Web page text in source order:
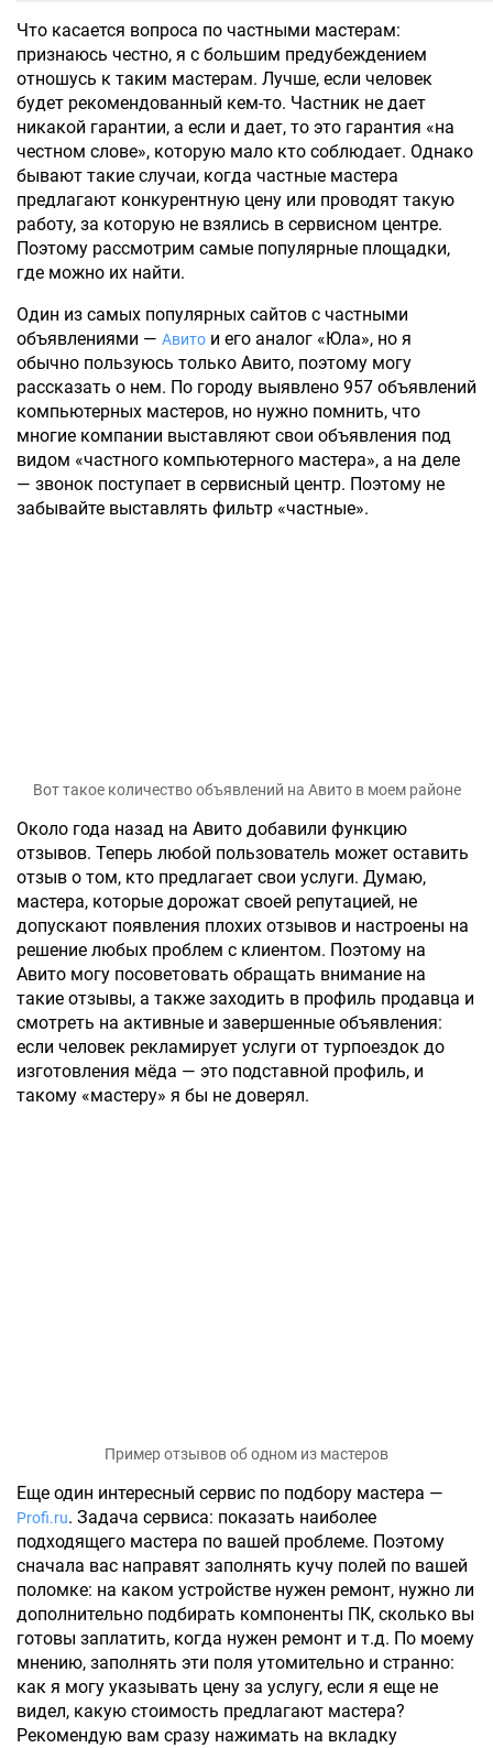
Что касается вопроса по частными мастерам:
признаюсь честно, я с большим предубеждением
отношусь к таким мастерам. Лучше, если человек
будет рекомендованный кем-то. Частник не дает
никакой гарантии, а если и дает, то это гарантия «на
честном слове», которую мало кто соблюдает. Однако
бывают такие случаи, когда частные мастера
предлагают конкурентную цену или проводят такую
работу, за которую не взялись в сервисном центре.
Поэтому рассмотрим самые популярные площадки,
где можно их найти.
Один из самых популярных сайтов с частными
объявлениями — Авито и его аналог «Юла», но я
обычно пользуюсь только Авито, поэтому могу
рассказать о нем. По городу выявлено 957 объявлений
компьютерных мастеров, но нужно помнить, что
многие компании выставляют свои объявления под
видом «частного компьютерного мастера», а на деле
— звонок поступает в сервисный центр. Поэтому не
забывайте выставлять фильтр «частные».
Вот такое количество объявлений на Авито в моем районе
Около года назад на Авито добавили функцию
отзывов. Теперь любой пользователь может оставить
отзыв о том, кто предлагает свои услуги. Думаю,
мастера, которые дорожат своей репутацией, не
допускают появления плохих отзывов и настроены на
решение любых проблем с клиентом. Поэтому на
Авито могу посоветовать обращать внимание на
такие отзывы, а также заходить в профиль продавца и
смотреть на активные и завершенные объявления:
если человек рекламирует услуги от турпоездок до
изготовления мёда — это подставной профиль, и
такому «мастеру» я бы не доверял.
Пример отзывов об одном из мастеров
Еще один интересный сервис по подбору мастера —
Profi.ru. Задача сервиса: показать наиболее
подходящего мастера по вашей проблеме. Поэтому
сначала вас направят заполнять кучу полей по вашей
поломке: на каком устройстве нужен ремонт, нужно ли
дополнительно подбирать компоненты ПК, сколько вы
готовы заплатить, когда нужен ремонт и т.д. По моему
мнению, заполнять эти поля утомительно и странно:
как я могу указывать цену за услугу, если я еще не
видел, какую стоимость предлагают мастера?
Рекомендую вам сразу нажимать на вкладку